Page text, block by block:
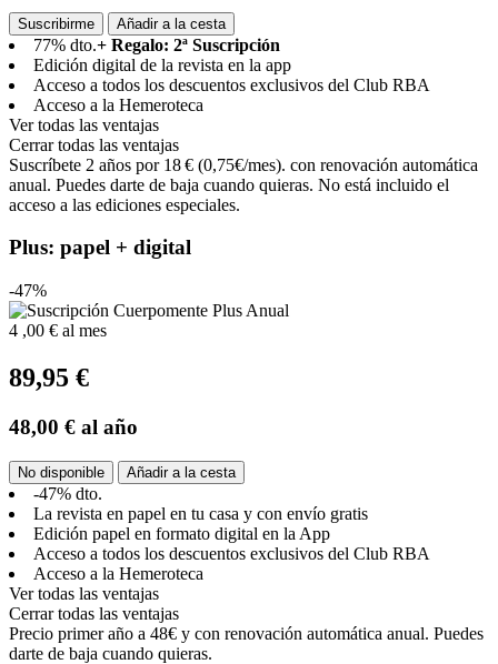
Suscribirme Añadir a la cesta
77% dto.+ Regalo: 2ª Suscripción
Edición digital de la revista en la app
Acceso a todos los descuentos exclusivos del Club RBA
Acceso a la Hemeroteca
Ver todas las ventajas
Cerrar todas las ventajas
Suscríbete 2 años por 18 € (0,75€/mes). con renovación automática
anual. Puedes darte de baja cuando quieras. No está incluido el
acceso a las ediciones especiales.
Plus: papel + digital
-47%
4 ,00 € al mes
89,95 €
48,00 € al año
No disponible Añadir a la cesta
-47% dto.
La revista en papel en tu casa y con envío gratis
Edición papel en formato digital en la App
Acceso a todos los descuentos exclusivos del Club RBA
Acceso a la Hemeroteca
Ver todas las ventajas
Cerrar todas las ventajas
Precio primer año a 48€ y con renovación automática anual. Puedes
darte de baja cuando quieras.